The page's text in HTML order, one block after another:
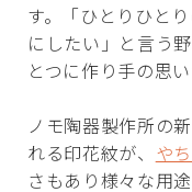
す。「ひとりひと
にしたい」と言う
とつに作り手の思
ノモ陶器製作所の
れる印花紋が、 や
さもあり様々な用